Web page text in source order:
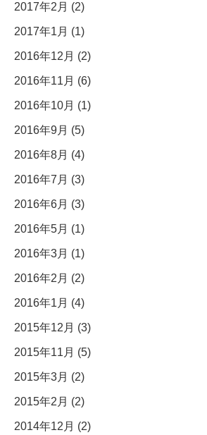
2017年2月 (2)
2017年1月 (1)
2016年12月 (2)
2016年11月 (6)
2016年10月 (1)
2016年9月 (5)
2016年8月 (4)
2016年7月 (3)
2016年6月 (3)
2016年5月 (1)
2016年3月 (1)
2016年2月 (2)
2016年1月 (4)
2015年12月 (3)
2015年11月 (5)
2015年3月 (2)
2015年2月 (2)
2014年12月 (2)